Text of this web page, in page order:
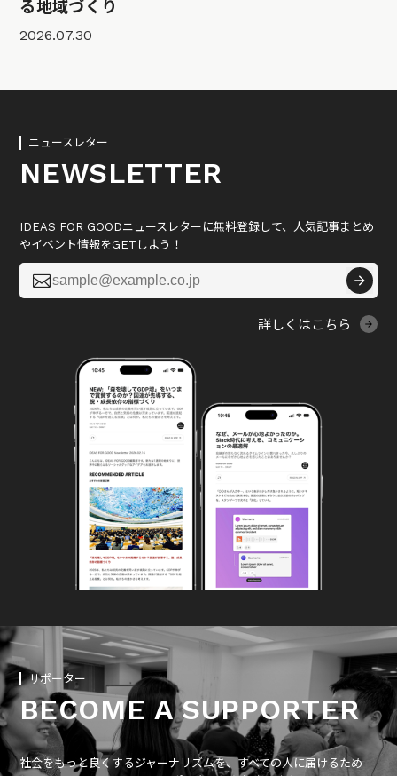
る地域づくり
2026.07.30
ニュースレター
NEWSLETTER
IDEAS FOR GOODニュースレターに無料登録して、人気記事まとめ
やイベント情報をGETしよう！

詳しくはこちら
サポーター
BECOME A SUPPORTER
社会をもっと良くするジャーナリズムを、すべての人に届けるため